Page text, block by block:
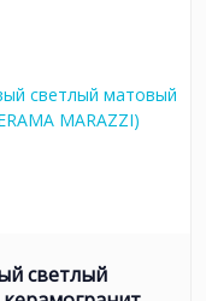
светлый